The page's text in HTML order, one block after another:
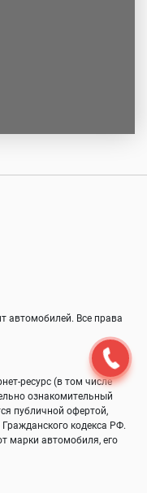
автомобилей. Все права
ресурс (в том числе
ознакомительный
публичной офертой,
кодекса РФ.
марки автомобиля, его